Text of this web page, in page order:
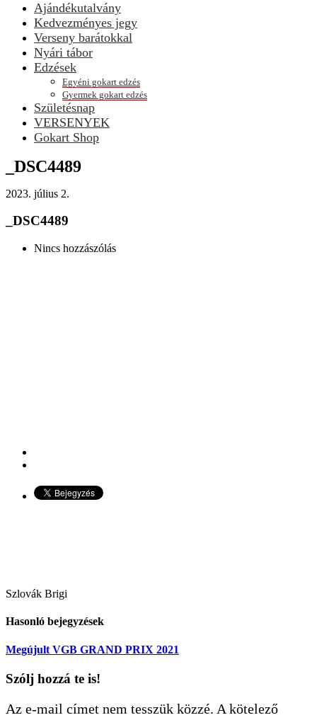
Ajándékutalvány
Kedvezményes jegy
Verseny barátokkal
Nyári tábor
Edzések
Egyéni gokart edzés
Gyermek gokart edzés
Születésnap
VERSENYEK
Gokart Shop
_DSC4489
2023. július 2.
_DSC4489
Nincs hozzászólás
Szlovák Brigi
Hasonló bejegyzések
Megújult VGB GRAND PRIX 2021
Szólj hozzá te is!
Az e-mail címet nem tesszük közzé. A kötelező